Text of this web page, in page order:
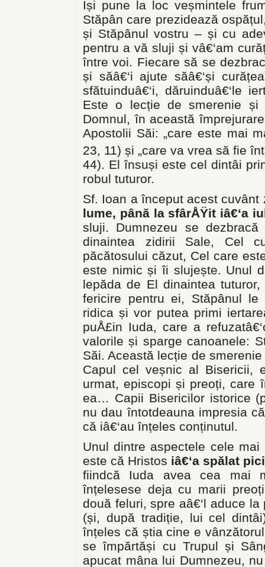
Își pune la loc veșmintele
Stăpân care prezidează
și Stăpânul vostru – și cu
pentru a vă sluji și vâ€‘am
între voi. Fiecare să se
și săâ€‘i ajute săâ€‘și
sfătuinduâ€‘i, dăruinduâ€‘le
Este o lecție de smerenie și
Domnul, în această
Apostolii Săi: „care este mai
23, 11) și „care va vrea să fie
44). El însuși este cel dintâi
robul tuturor.
Sf. Ioan a început acest cuvânt
lume, până la sfârÅŸit iâ€‘a
sluji. Dumnezeu se
dinaintea zidirii Sale, Cel
păcătosului căzut, Cel care
este nimic și îi slujește. Unul
lepăda de El dinaintea
fericire pentru ei, Stăpânul
ridica și vor putea primi
puÅ£in Iuda, care a
valorile și sparge canoanele:
Săi. Această lecție de
Capul cel veșnic al Bisericii,
urmat, episcopi și preoți, care
ea… Capii Bisericilor istorice
nu dau întotdeauna impresia
că iâ€‘au înțeles conținutul.
Unul dintre aspectele cele
este că Hristos iâ€‘a spălat
fiindcă Iuda avea cea mai
înțelesese deja cu marii
două feluri, spre aâ€‘l aduce
(și, după tradiție, lui cel
înțeles că știa cine e
se împărtăși cu Trupul și
apucat mâna lui Dumnezeu,